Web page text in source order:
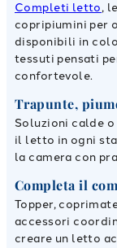
Completi letto,
copripiumini per
disponibili in
tessuti pensati
confortevole.
Trapunte,
Soluzioni calde
il letto in ogni
la camera con
Completa il
Topper,
accessori
creare un letto